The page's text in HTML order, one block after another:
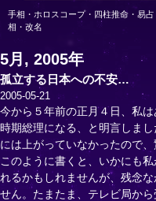
手相・ホロスコープ・四柱推命・易
相・改名
5月, 2005年
孤立する日本への不安…
2005-05-21
今から５年前の正月４日、私
時期総理になる、と明言しま
には上がっていなかったので
このように書くと、いかにも
れるかもしれませんが、残念
せん。たまたま、テレビ局か